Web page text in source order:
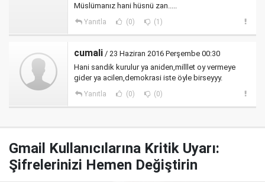
Müslümanız hani hüsnü zan.....
Yanıtla (0) (1)
cumali / 23 Haziran 2016 Perşembe 00:30
Hani sandik kurulur ya aniden,milllet oy vermeye
gider ya acilen,demokrasi iste öyle birseyyy.
Yanıtla (0) (0)
Gmail Kullanıcılarına Kritik Uyarı:
Şifrelerinizi Hemen Değiştirin